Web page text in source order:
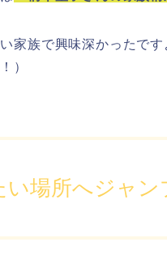
家族で興味深かったで
）
い場所へジャン